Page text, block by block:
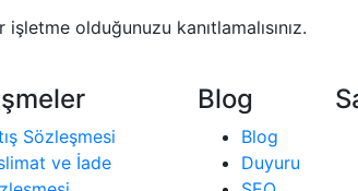
olduğunuzu kanıtlamalısınız.
Sözleşmesi
ve İade
Blog
Blog
Duyuru